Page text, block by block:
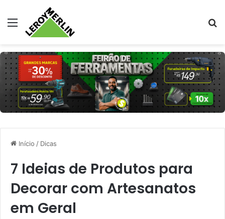
Menu
Início / Dicas
7 Ideias de Produtos para
Decorar com Artesanatos
em Geral